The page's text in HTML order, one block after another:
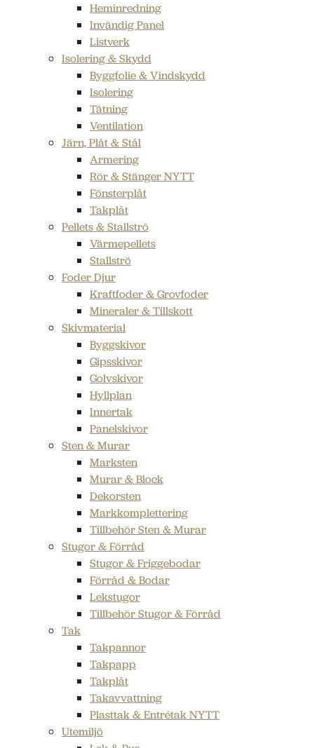
Heminredning
Invändig Panel
Listverk
Isolering & Skydd
Byggfolie & Vindskydd
Isolering
Tätning
Ventilation
Järn, Plåt & Stål
Armering
Rör & Stänger NYTT
Fönsterplåt
Takplåt
Pellets & Stallströ
Värmepellets
Stallströ
Foder Djur
Kraftfoder & Grovfoder
Mineraler & Tillskott
Skivmaterial
Byggskivor
Gipsskivor
Golvskivor
Hyllplan
Innertak
Panelskivor
Sten & Murar
Marksten
Murar & Block
Dekorsten
Markkomplettering
Tillbehör Sten & Murar
Stugor & Förråd
Stugor & Friggebodar
Förråd & Bodar
Lekstugor
Tillbehör Stugor & Förråd
Tak
Takpannor
Takpapp
Takplåt
Takavvattning
Plasttak & Entrétak NYTT
Utemiljö